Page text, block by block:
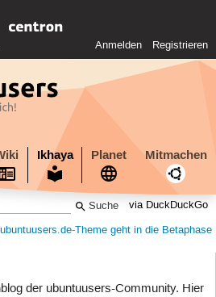
Anmelden Registrieren
Ikhaya Planet Mitmachen
via DuckDuckGo
Theme geht in die Betaphase
der ubuntuusers-Community. Hier